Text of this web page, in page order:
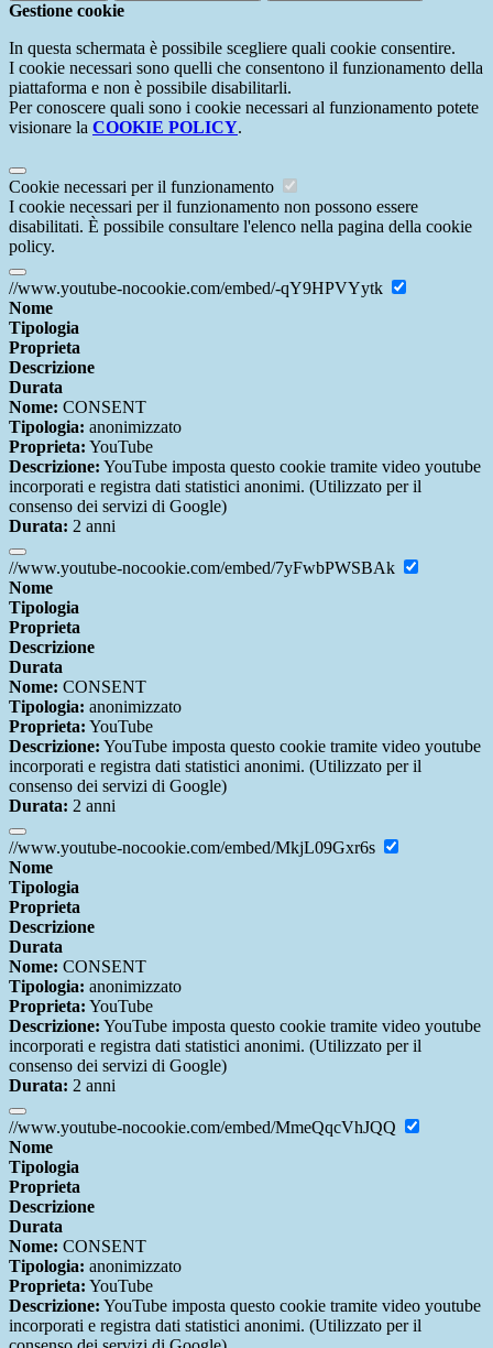
Gestione cookie
In questa schermata è possibile scegliere quali cookie consentire.
I cookie necessari sono quelli che consentono il funzionamento della
piattaforma e non è possibile disabilitarli.
Per conoscere quali sono i cookie necessari al funzionamento potete
visionare la COOKIE POLICY.
Cookie necessari per il funzionamento
I cookie necessari per il funzionamento non possono essere
disabilitati. È possibile consultare l'elenco nella pagina della cookie
policy.
//www.youtube-nocookie.com/embed/-qY9HPVYytk
Nome
Tipologia
Proprieta
Descrizione
Durata
Nome: CONSENT
Tipologia: anonimizzato
Proprieta: YouTube
Descrizione: YouTube imposta questo cookie tramite video youtube
incorporati e registra dati statistici anonimi. (Utilizzato per il
consenso dei servizi di Google)
Durata: 2 anni
//www.youtube-nocookie.com/embed/7yFwbPWSBAk
Nome
Tipologia
Proprieta
Descrizione
Durata
Nome: CONSENT
Tipologia: anonimizzato
Proprieta: YouTube
Descrizione: YouTube imposta questo cookie tramite video youtube
incorporati e registra dati statistici anonimi. (Utilizzato per il
consenso dei servizi di Google)
Durata: 2 anni
//www.youtube-nocookie.com/embed/MkjL09Gxr6s
Nome
Tipologia
Proprieta
Descrizione
Durata
Nome: CONSENT
Tipologia: anonimizzato
Proprieta: YouTube
Descrizione: YouTube imposta questo cookie tramite video youtube
incorporati e registra dati statistici anonimi. (Utilizzato per il
consenso dei servizi di Google)
Durata: 2 anni
//www.youtube-nocookie.com/embed/MmeQqcVhJQQ
Nome
Tipologia
Proprieta
Descrizione
Durata
Nome: CONSENT
Tipologia: anonimizzato
Proprieta: YouTube
Descrizione: YouTube imposta questo cookie tramite video youtube
incorporati e registra dati statistici anonimi. (Utilizzato per il